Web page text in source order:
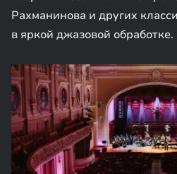
Рахманинова и других
в яркой джазовой обработке.